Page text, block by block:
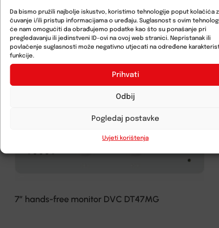
Da bismo pružili najbolje iskustvo, koristimo tehnologije poput kolačića
čuvanje i/ili pristup informacijama o uređaju. Suglasnost s ovim
će nam omogućiti da obrađujemo podatke kao što su ponašanje pri
pregledavanju ili jedinstveni ID-ovi na ovoj web stranici. Nepristanak ili
povlačenje suglasnosti može negativno utjecati na određene
funkcije.
Prihvati
Odbij
Pogledaj postavke
Uvjeti korištenja
7” hands-free monitor DVC DT47MG